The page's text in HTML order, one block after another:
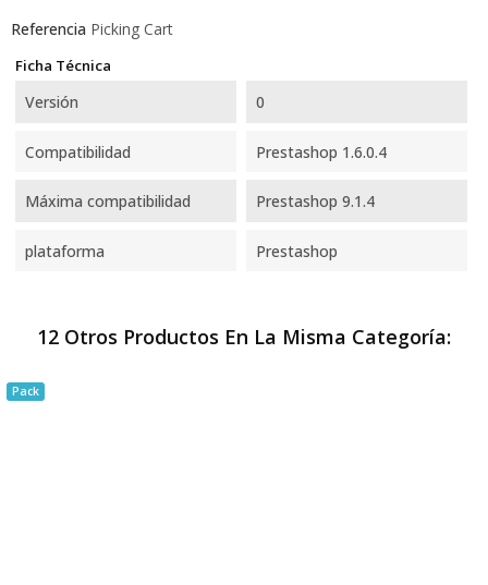
Referencia Picking Cart
Ficha Técnica
Versión 0
Compatibilidad Prestashop 1.6.0.4
Máxima compatibilidad Prestashop 9.1.4
plataforma Prestashop
12 Otros Productos En La Misma Categoría:
Pack